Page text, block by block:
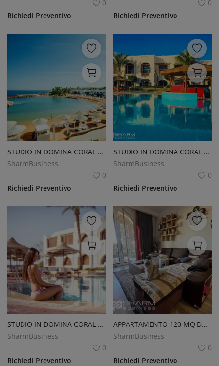
0
Richiedi Preventivo
0
Richiedi Preventivo
STUDIO IN DOMINA CORAL BAY
SharmBusiness
0
Richiedi Preventivo
STUDIO IN DOMINA CORAL BAY
SharmBusiness
0
Richiedi Preventivo
STUDIO IN DOMINA CORAL BAY
SharmBusiness
0
Richiedi Preventivo
APPARTAMENTO 120 MQ DOMINA CORAL BAY
SharmBusiness
0
Richiedi Preventivo